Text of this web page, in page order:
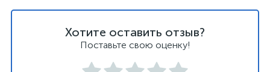
Хотите оставить отзыв?
Поставьте свою оценку!